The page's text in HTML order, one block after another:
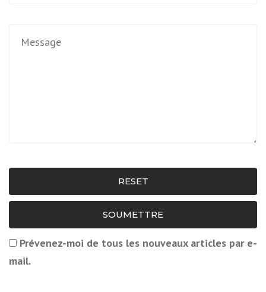
RESET
SOUMETTRE
Prévenez-moi de tous les nouveaux articles par e-
mail.